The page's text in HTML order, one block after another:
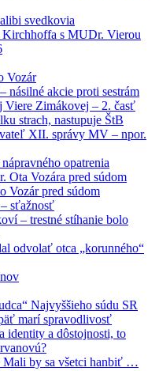
svedkovia
Kirchhoffa s MUDr. Vierou
Vozár
násilné akcie proti sestrám
Viere Zimákovej – 2. časť
strach, nastupuje ŠtB
XII. správy MV – npor.
opatrenia
Ota Vozára pred súdom
Vozár pred súdom
sťažnosť
– trestné stíhanie bolo
odvolať otca „korunného“
Najvyššieho súdu SR
marí spravodlivosť
identity a dôstojnosti, to
Mali by sa všetci hanbiť …